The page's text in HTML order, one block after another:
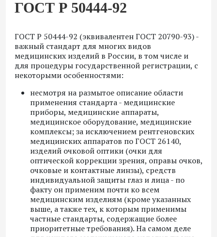
ГОСТ Р 50444-92
ГОСТ Р 50444-92 (эквивалентен ГОСТ 20790-93) -
важный стандарт для многих видов
медицинских изделий в России, в том числе и
для процедуры государственной регистрации, с
некоторыми особенностями:
несмотря на размытое описание области
применения стандарта - медицинские
приборы, медицинские аппараты,
медицинское оборудование, медицинские
комплексы; за исключением рентгеновских
медицинских аппаратов по ГОСТ 26140,
изделий очковой оптики (очки для
оптической коррекции зрения, оправы очков,
очковые и контактные линзы), средств
индивидуальной защиты глаз и лица - по
факту он применим почти ко всем
медицинским изделиям (кроме указанных
выше, а также тех, к которым применимы
частные стандарты, содержащие более
приоритетные требования). На самом деле